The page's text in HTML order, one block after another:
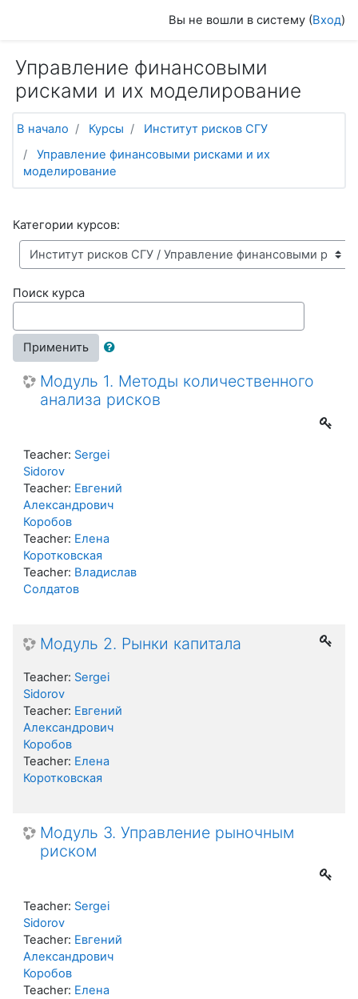
Вы не вошли в систему (Вход)
Управление финансовыми
рисками и их моделирование
В начало Курсы
Институт рисков СГУ
Управление финансовыми рисками и их
моделирование
Категории курсов:
Поиск курса
Применить
Модуль 1. Методы количественного
анализа рисков
Teacher: Sergei
Sidorov
Teacher: Евгений
Александрович
Коробов
Teacher: Елена
Коротковская
Teacher: Владислав
Солдатов
Модуль 2. Рынки капитала
Teacher: Sergei
Sidorov
Teacher: Евгений
Александрович
Коробов
Teacher: Елена
Коротковская
Модуль 3. Управление рыночным
риском
Teacher: Sergei
Sidorov
Teacher: Евгений
Александрович
Коробов
Teacher: Елена